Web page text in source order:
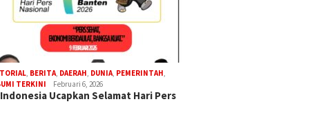
BERITA DAERAH DUNIA PEMERINTAH
TERKINI
Februari 6, 2026
Ucapkan Selamat Hari Pers